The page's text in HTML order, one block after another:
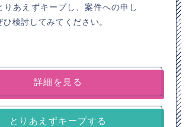
りあえずキープし、案件への申し
検討してみてください。
詳細を見る
とりあえずキープする